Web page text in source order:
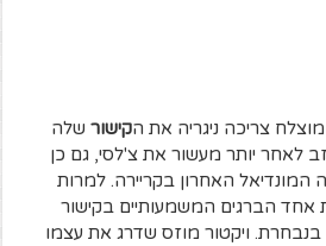
צריכה ניגריה את הקישור שלה
לאחר יותר מעשור את צ'לסי, גם כן
המונדיאל האחרון בקריירה. למרות
אחד הברגים המשמעותיים בקישור
בנבחרת. ויקטור מוזס שדרג את עצמו